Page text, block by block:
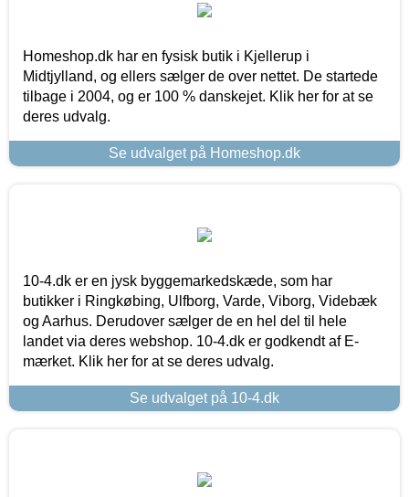
Homeshop.dk har en fysisk butik i Kjellerup i
Midtjylland, og ellers sælger de over nettet. De startede
tilbage i 2004, og er 100 % danskejet. Klik her for at se
deres udvalg.
Se udvalget på Homeshop.dk
10-4.dk er en jysk byggemarkedskæde, som har
butikker i Ringkøbing, Ulfborg, Varde, Viborg, Videbæk
og Aarhus. Derudover sælger de en hel del til hele
landet via deres webshop. 10-4.dk er godkendt af E-
mærket. Klik her for at se deres udvalg.
Se udvalget på 10-4.dk